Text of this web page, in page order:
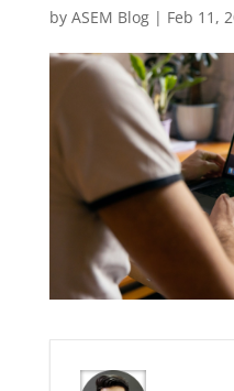
by ASEM Blog| Feb 11,